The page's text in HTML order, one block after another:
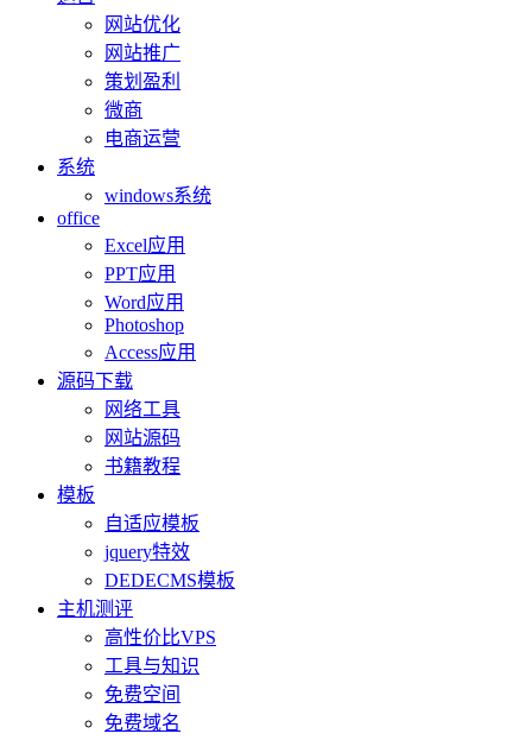
网站优化
网站推广
策划盈利
微商
电商运营
系统
windows系统
office
Excel应用
PPT应用
Word应用
Photoshop
Access应用
源码下载
网络工具
网站源码
书籍教程
模板
自适应模板
jquery特效
DEDECMS模板
主机测评
高性价比VPS
工具与知识
免费空间
免费域名